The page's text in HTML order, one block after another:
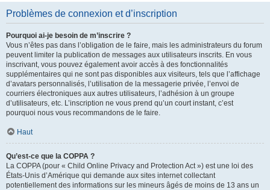
Problèmes de connexion et d’inscription
Pourquoi ai-je besoin de m’inscrire ?
Vous n’êtes pas dans l’obligation de le faire, mais les administrateurs du forum
peuvent limiter la publication de messages aux utilisateurs inscrits. En vous
inscrivant, vous pouvez également avoir accès à des fonctionnalités
supplémentaires qui ne sont pas disponibles aux visiteurs, tels que l’affichage
d’avatars personnalisés, l’utilisation de la messagerie privée, l’envoi de
courriers électroniques aux autres utilisateurs, l’adhésion à un groupe
d’utilisateurs, etc. L’inscription ne vous prend qu’un court instant, c’est
pourquoi nous vous recommandons de le faire.
Haut
Qu’est-ce que la COPPA ?
La COPPA (pour « Child Online Privacy and Protection Act ») est une loi des
États-Unis d’Amérique qui demande aux sites internet collectant
potentiellement des informations sur les mineurs âgés de moins de 13 ans un